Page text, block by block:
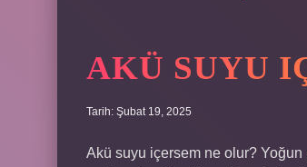
AKÜ SUYU
Tarih: Şubat 19, 2025
Akü suyu içersem ne olur? Yoğun